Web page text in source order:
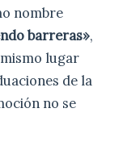
nombre
barreras»,
lugar
de la
no se